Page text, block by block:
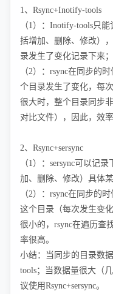
1、Rsync+Inotify-tools
（1）：Inotify-tools只
括增加、删除、修改）
录发生了变化记录下来；
（2）：rsync在同步的
个目录发生了变化，每
很大时，整个目录同步
对比文件），因此，效率
2、Rsync+sersync
（1）：sersync可以记
加、删除、修改）具体
（2）：rsync在同步的
这个目录（每次发生变
很小的，rsync在遍历查
率很高。
小结：当同步的目录数
tools；当数据量很大（
议使用Rsync+sersync。